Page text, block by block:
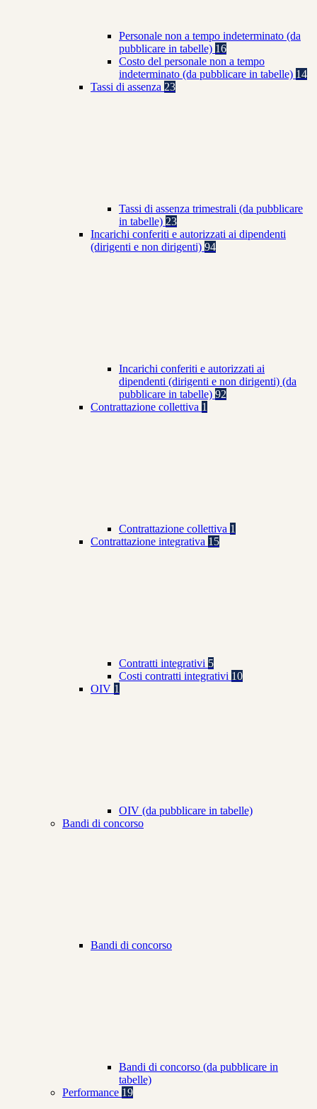
Personale non a tempo indeterminato (da
pubblicare in tabelle) 16
Costo del personale non a tempo
indeterminato (da pubblicare in tabelle) 14
Tassi di assenza 23
Tassi di assenza trimestrali (da pubblicare
in tabelle) 23
Incarichi conferiti e autorizzati ai dipendenti
(dirigenti e non dirigenti) 94
Incarichi conferiti e autorizzati ai
dipendenti (dirigenti e non dirigenti) (da
pubblicare in tabelle) 92
Contrattazione collettiva 1
Contrattazione collettiva 1
Contrattazione integrativa 15
Contratti integrativi 5
Costi contratti integrativi 10
OIV 1
OIV (da pubblicare in tabelle)
Bandi di concorso
Bandi di concorso
Bandi di concorso (da pubblicare in
tabelle)
Performance 19